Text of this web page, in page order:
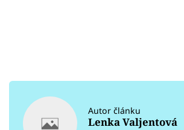
Autor článku
Lenka Valjentová